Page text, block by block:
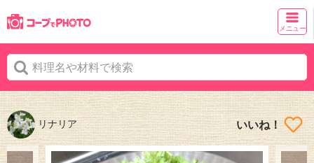
メニュー
リナリア いいね！